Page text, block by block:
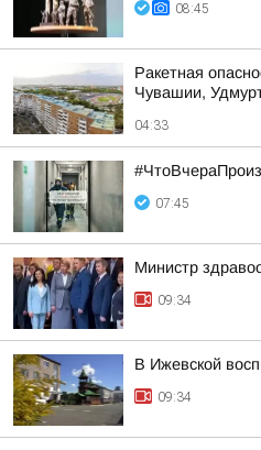
08:45
Ракетная
Чувашии,
04:33
07:45
Министр
09:34
В Ижевской
09:34